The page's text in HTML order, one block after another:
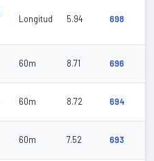
Longitud 5.94 698
60m 8.71 696
60m 8.72 694
60m 7.52 693